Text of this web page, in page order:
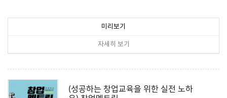
미리보기
자세히 보기
(성공하는 창업교육을 위한 실전 노하